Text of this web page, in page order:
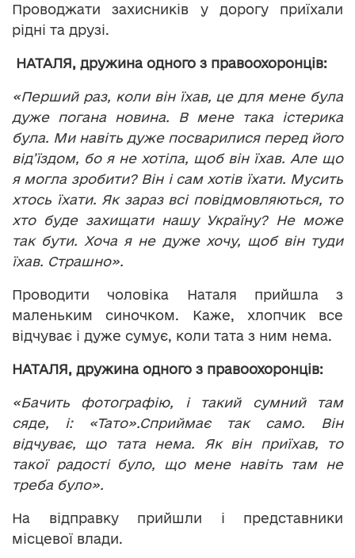
Проводжати захисників у дорогу приїхали
рідні та друзі.
НАТАЛЯ, дружина одного з правоохоронців:
«Перший раз, коли він їхав, це для мене була
дуже погана новина. В мене така істерика
була. Ми навіть дуже посварилися перед його
від’їздом, бо я не хотіла, щоб він їхав. Але що
я могла зробити? Він і сам хотів їхати. Мусить
хтось їхати. Як зараз всі повідмовляються, то
хто буде захищати нашу Україну? Не може
так бути. Хоча я не дуже хочу, щоб він туди
їхав. Страшно».
Проводити чоловіка Наталя прийшла з
маленьким синочком. Каже, хлопчик все
відчуває і дуже сумує, коли тата з ним нема.
НАТАЛЯ, дружина одного з правоохоронців:
«Бачить фотографію, і такий сумний там
сяде, і: «Тато».Сприймає так само. Він
відчуває, що тата нема. Як він приїхав, то
такої радості було, що мене навіть там не
треба було».
На відправку прийшли і представники
місцевої влади.